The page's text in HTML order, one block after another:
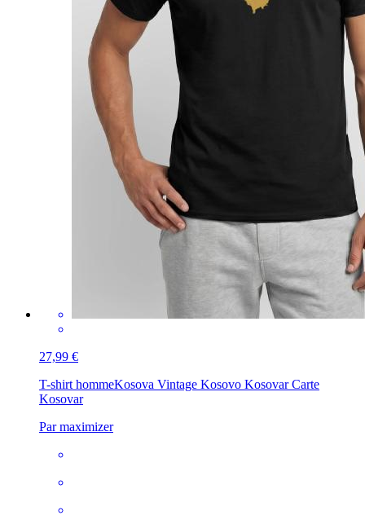
27,99 €
T-shirt hommeKosova Vintage Kosovo Kosovar Carte
Kosovar
Par maximizer